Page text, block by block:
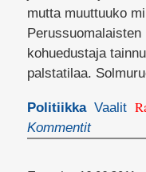
mutta muuttuuko
Perussuomalaisten
kohuedustaja
palstatilaa.
Politiikka Vaalit
Kommentit